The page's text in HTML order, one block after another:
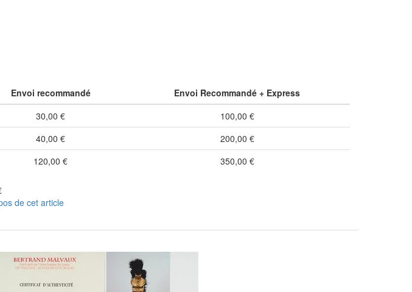
Envoi recommandé
Envoi Recommandé + Express
30,00 €
100,00 €
40,00 €
200,00 €
120,00 € 350,00 €
de cet article